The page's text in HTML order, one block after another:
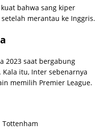
bahwa sang kiper
merantau ke Inggris.
2023 saat bergabung
itu, Inter sebenarnya
memilih Premier League.